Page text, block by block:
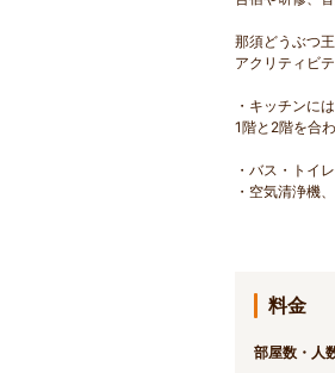
那須どうぶつ
アクリティビ
・キッチンに
1階と2階を合
・バス・トイ
・空気清浄機
料金
部屋数・人